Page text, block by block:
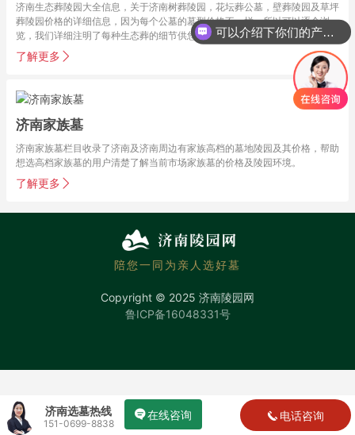
济南生态葬陵园大全信息，关于济南树葬陵园，花坛葬公墓，壁葬陵园及草坪
葬陵园价格的详细信息，因为每个公墓的墓型价格不一样，所以可以逐个浏
览，我们详细注明了每种生态葬的细节供您参考。
了解更多
济南家族墓
济南家族墓栏目收录了济南及济南周边有家族高档的墓地陵园及其价格，帮助
想选高档家族墓的用户清楚了解当前市场家族墓的价格及陵园环境。
了解更多
济南选墓热线
151-0699-8838
在线咨询 电话咨询
陪您一同为亲人选好墓
Copyright © 2025 济南陵园网
鲁ICP备16048331号
可以介绍下你们的产品么